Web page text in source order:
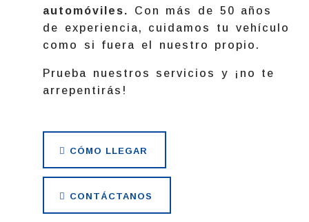
automóviles. Con más de 50 años
de experiencia, cuidamos tu vehículo
como si fuera el nuestro propio.
Prueba nuestros servicios y ¡no te
arrepentirás!
CÓMO LLEGAR
CONTÁCTANOS